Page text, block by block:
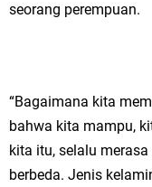
seorang perempuan.
“Bagaimana kita
bahwa kita mampu,
kita itu, selalu
berbeda. Jenis